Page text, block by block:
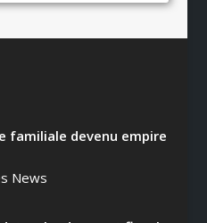
familiale devenu empire
News